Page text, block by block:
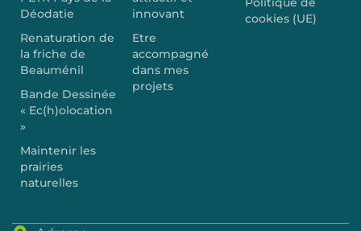
Déodatie
Renaturation de
la friche de
Beauménil
Bande Dessinée
« Ec(h)olocation
»
Maintenir les
prairies
naturelles
innovant
Etre
accompagné
dans mes
projets
cookies (UE)